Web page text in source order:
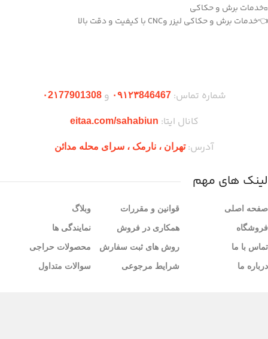
▫️خدمات برش و حکاکی
👈خدمات برش و حکاکی لیزر وCNC با کیفیت و دقت بالا
شماره تماس:۰۹۱۲۳846467 و۰2۱77901308
کانال ایتا: eitaa.com/sahabiun
آدرس:تهران ،‌ نارمک ، سرای محله مدائن
لینک های مهم
صفحه اصلی
فروشگاه
تماس با ما
درباره ما
قوانین و مقررات
همکاری در فروش
روش های ثبت سفارش
شرایط مرجوعی
وبلاگ
نمایندگی ها
محصولات حراجی
سوالات متداول